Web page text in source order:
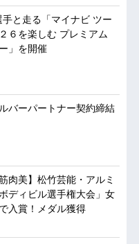
と走る「マイナビ ツー
６を楽しむ プレミアム
」を開催
バーパートナー契約締結
肉美】松竹芸能・アルミ
ディビル選手権大会」女
入賞！メダル獲得